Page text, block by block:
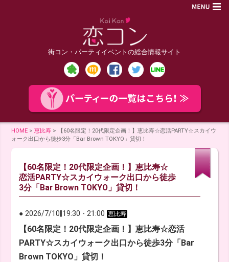
街コン・パーティイベントの総合情報サイト
HOME >恵比寿 >
【60名限定！20代限定企画！】恵比寿☆恋活PARTY☆スカイウ
ォーク出口から徒歩3分「Bar Brown TOKYO」貸切！
【60名限定！20代限定企画！】恵比寿☆
恋活PARTY☆スカイウォーク出口から徒歩
3分「Bar Brown TOKYO」貸切！
● 2026/7/10 19:30 - 21:00 恵比寿
【60名限定！20代限定企画！】恵比寿☆恋活
PARTY☆スカイウォーク出口から徒歩3分「Bar
Brown TOKYO」貸切！